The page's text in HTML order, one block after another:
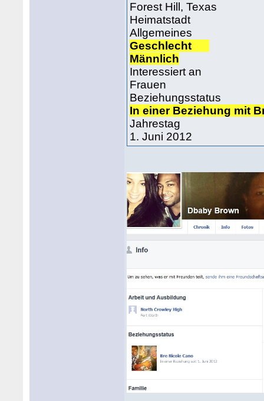
Forest Hill, Texas
Heimatstadt
Allgemeines
Geschlecht
Männlich
Interessiert an
Frauen
Beziehungsstatus
In einer Beziehung mit
Jahrestag
1. Juni 2012